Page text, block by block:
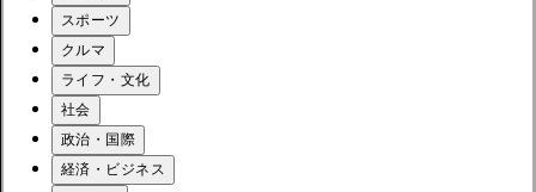
スポーツ
クルマ
ライフ・文化
社会
政治・国際
経済・ビジネス